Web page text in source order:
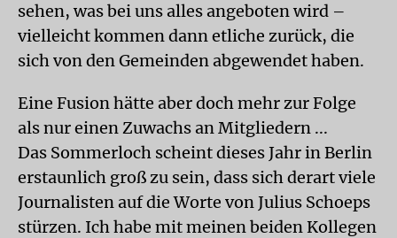
sehen, was bei uns alles angeboten wird –
vielleicht kommen dann etliche zurück, die
sich von den Gemeinden abgewendet haben.
Eine Fusion hätte aber doch mehr zur Folge
als nur einen Zuwachs an Mitgliedern ...
Das Sommerloch scheint dieses Jahr in Berlin
erstaunlich groß zu sein, dass sich derart viele
Journalisten auf die Worte von Julius Schoeps
stürzen. Ich habe mit meinen beiden Kollegen